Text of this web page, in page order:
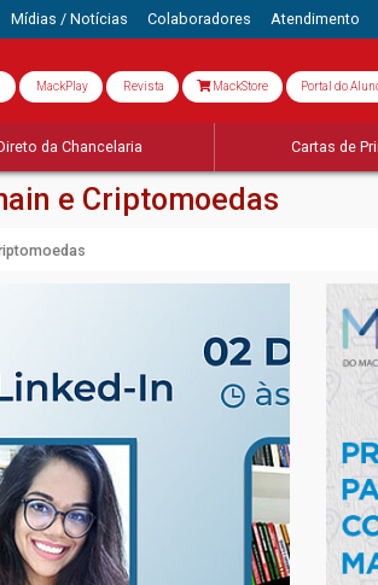
Mídias / Notícias Colaboradores Atendimento
MackPlay Revista MackStore Portal do
da Chancelaria Cartas de
e Criptomoedas